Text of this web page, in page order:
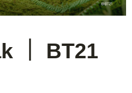
知簡訊。
簡訊中的連結，可透過四大超商／
費，但若您需要取消訂單，請聯絡
單仍視為有效，需透過AFTEE先享
｜ BT21